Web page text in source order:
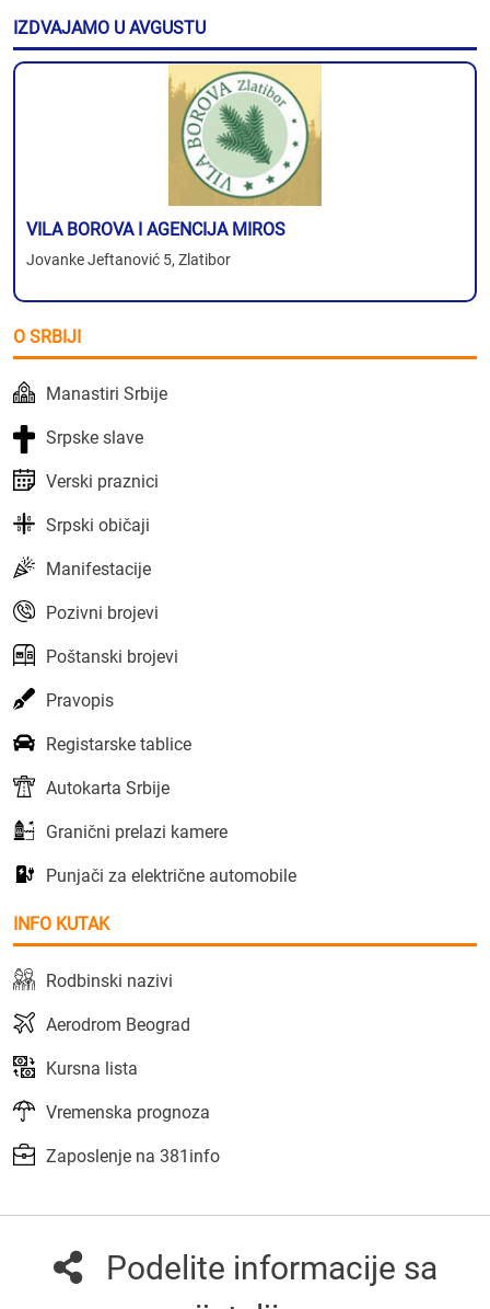
IZDVAJAMO U AVGUSTU
VILA BOROVA I AGENCIJA MIROS
Jovanke Jeftanović 5, Zlatibor
O SRBIJI
Manastiri Srbije
Srpske slave
Verski praznici
Srpski običaji
Manifestacije
Pozivni brojevi
Poštanski brojevi
Pravopis
Registarske tablice
Autokarta Srbije
Granični prelazi kamere
Punjači za električne automobile
INFO KUTAK
Rodbinski nazivi
Aerodrom Beograd
Kursna lista
Vremenska prognoza
Zaposlenje na 381info
Podelite informacije sa